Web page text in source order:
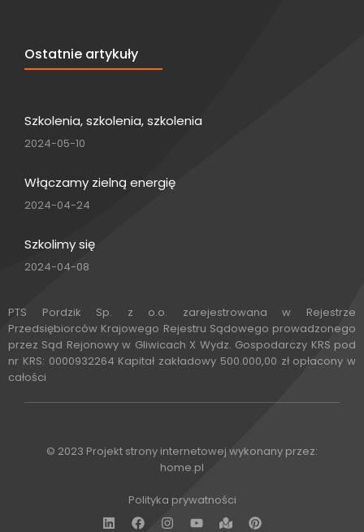
Ostatnie artykuły
Szkolenia, szkolenia, szkolenia
2024-05-10
Włączamy zielną energię
2024-04-24
Szkolimy się
2024-04-08
PTS Pordzik Sp. z o.o. zarejestrowana w Rejestrze
Przedsiębiorców Krajowego Rejestru Sądowego prowadzonego
przez Sąd Rejonowy w Gliwicach X Wydz. Gospodarczy KRS pod
nr KRS: 0000932264 Kapitał zakładowy 500.000,00 zł opłacony w
całości
© 2023 Projekt strony internetowej wykonany przez:
home.pl
Polityka prywatności